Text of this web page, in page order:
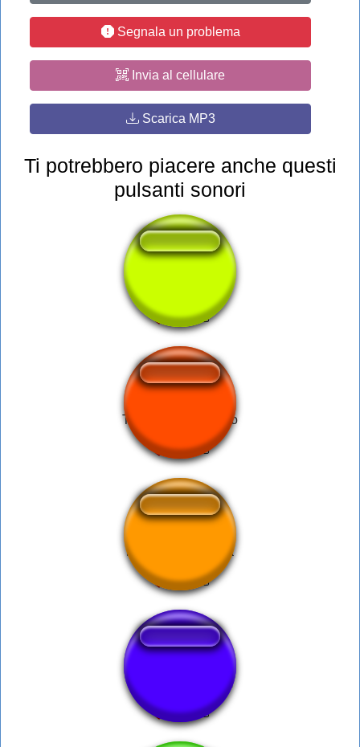
Segnala un problema
Invia al cellulare
Scarica MP3
Ti potrebbero piacere anche questi
pulsanti sonori
Morty Bird Culture
TF2 Heavy Horosho
Para de mentir lula
BORIS JOHNSON